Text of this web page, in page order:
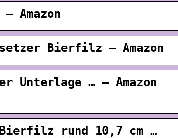
Amazon
Bierfilz – Amazon
Unterlage … – Amazon
rund 10,7 cm …